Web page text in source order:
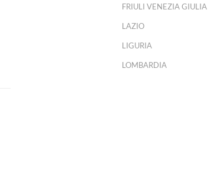
FRIULI VENEZIA GIULIA
LAZIO
LIGURIA
LOMBARDIA